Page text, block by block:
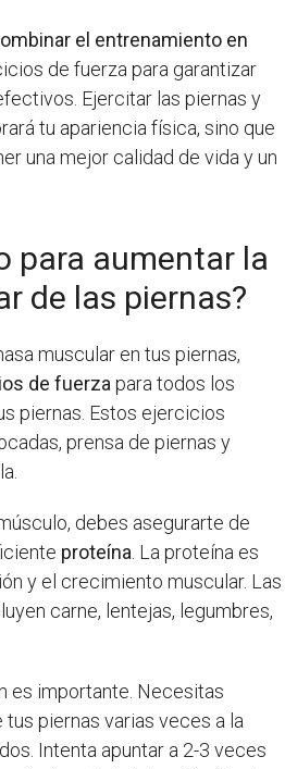
el entrenamiento en
de fuerza para garantizar
Ejercitar las piernas y
tu apariencia física, sino que
una mejor calidad de vida y un
para aumentar la
de las piernas?
muscular en tus piernas,
de fuerza para todos los
piernas. Estos ejercicios
prensa de piernas y
debes asegurarte de
proteína . La proteína es
y el crecimiento muscular. Las
carne, lentejas, legumbres,
es importante. Necesitas
piernas varias veces a la
Intenta apuntar a 2-3 veces